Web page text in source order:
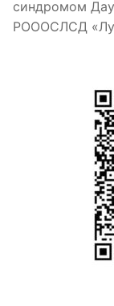
синдромом
РОООСЛСД